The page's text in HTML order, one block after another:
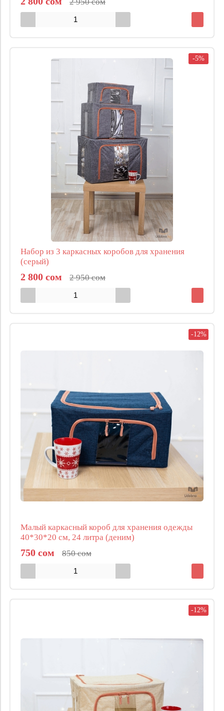
2 950 сом
-5%
Набор из 3 каркасных коробов для хранения
(серый)
2 800 сом 2 950 сом
-12%
Малый каркасный короб для хранения одежды
40*30*20 см, 24 литра (деним)
750 сом 850 сом
-12%